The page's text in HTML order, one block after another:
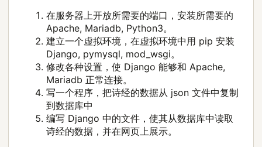
在服务器上开放所需要的端口，安装所需要的
Apache, Mariadb, Python3。
建立一个虚拟环境，在虚拟环境中用 pip 安装
Django, pymysql, mod_wsgi。
修改各种设置，使 Django 能够和 Apache,
Mariadb 正常连接。
写一个程序，把诗经的数据从 json 文件中复制
到数据库中
编写 Django 中的文件，使其从数据库中读取
诗经的数据，并在网页上展示。